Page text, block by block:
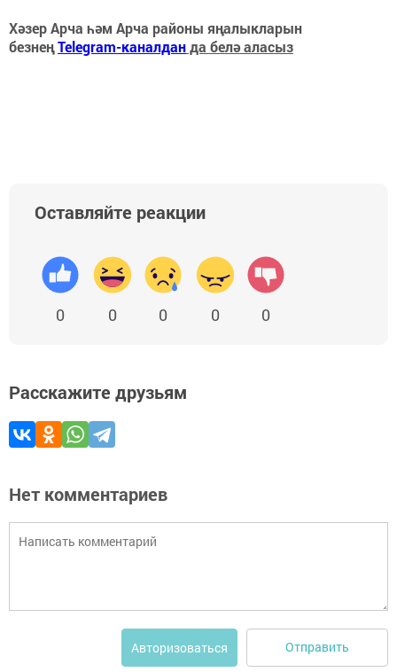
Хәзер Арча һәм Арча районы яңалыкларын
безнеңTelegram-каналданда белә аласыз
Оставляйте реакции
0 0 0 0 0
Расскажите друзьям
Нет комментариев
Авторизоваться Отправить